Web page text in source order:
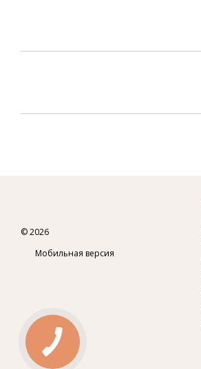
© 2026
Мобильная версия